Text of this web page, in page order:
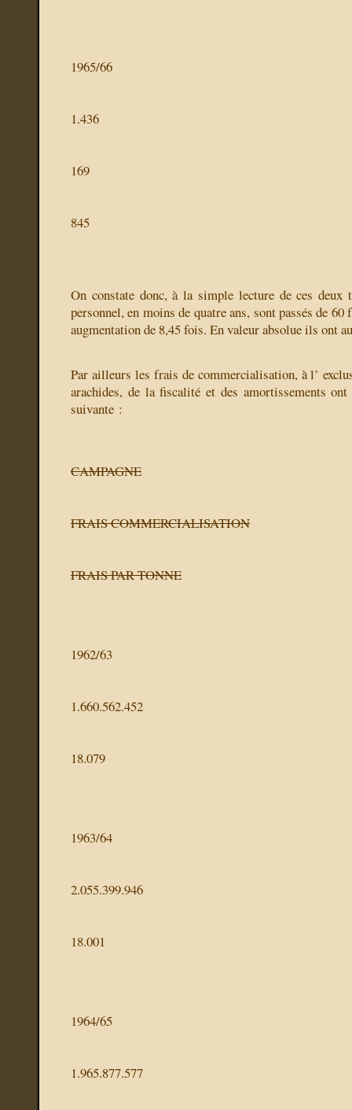
1965/66
1.436
169
845
On constate donc, à la simple lecture de ces deux
personnel, en moins de quatre ans, sont passés de
augmentation de 8,45 fois. En valeur absolue ils ont
Par ailleurs les frais de commercialisation, à l’
arachides, de la fiscalité et des amortissements
suivante :
CAMPAGNE
FRAIS COMMERCIALISATION
FRAIS PAR TONNE
1962/63
1.660.562.452
18.079
1963/64
2.055.399.946
18.001
1964/65
1.965.877.577